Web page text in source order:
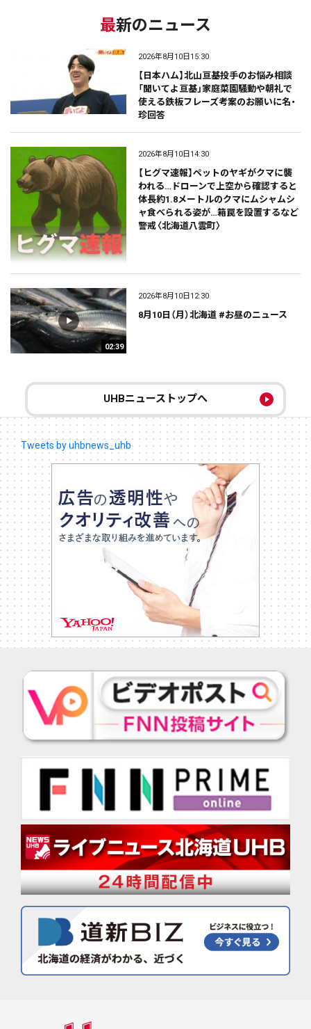
最新のニュース
2026年8月10日15:30
【日本ハム】北山亘基投手のお悩み相談
「聞いてよ亘基」家庭菜園騒動や朝礼で
使える鉄板フレーズ考案のお願いに名・
珍回答
2026年8月10日14:30
【ヒグマ速報】ペットのヤギがクマに襲
われる…ドローンで上空から確認すると
体長約1.8メートルのクマにムシャムシ
ャ食べられる姿が…箱罠を設置するなど
警戒〈北海道八雲町〉
02:39
2026年8月10日12:30
8月10日（月）北海道 #お昼のニュース
UHBニューストップへ
Tweets by uhbnews_uhb